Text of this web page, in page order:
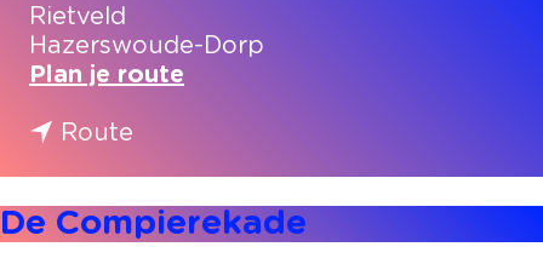
Rietveld
Hazerswoude-Dorp
Plan je route
e
C
Route
r
D
De Compierekade